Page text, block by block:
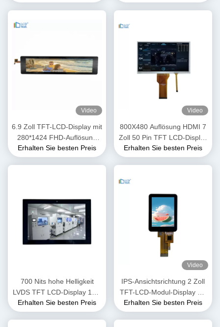
400cd/M2
Video
6.9 Zoll TFT-LCD-Display mit
280*1424 FHD-Auflösung
MIPI-Schnittstelle
Erhalten Sie besten Preis
Video
800X480 Auflösung HDMI 7
Zoll 50 Pin TFT LCD-Display
RGB FPC-Schnittstelle
Erhalten Sie besten Preis
700 Nits hohe Helligkeit
LVDS TFT LCD-Display 10,1
Zoll OEM ODM 1920x1200
Erhalten Sie besten Preis
Video
IPS-Ansichtsrichtung 2 Zoll
TFT-LCD-Modul-Display mit
SPI3/4-Linienschnittstelle
Erhalten Sie besten Preis